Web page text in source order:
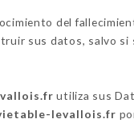
del
sus datos, salvo
utiliza sus
levallois.fr